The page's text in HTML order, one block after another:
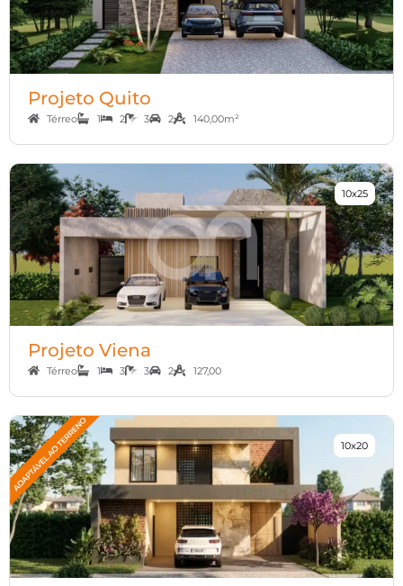
Projeto Quito
Térreo 1 2 3 2 140,00m²
10x25
Projeto Viena
Térreo 1 3 3 2 127,00
10x20